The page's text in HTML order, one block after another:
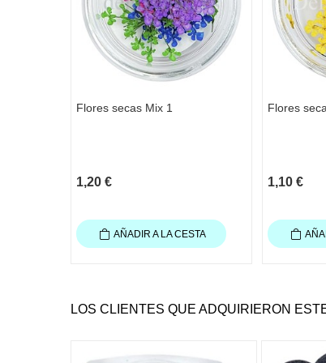
Flores secas Mix 1
1,20 €
AÑADIR A LA CESTA
Flores
1,10 €
LOS CLIENTES QUE ADQUIRIERON